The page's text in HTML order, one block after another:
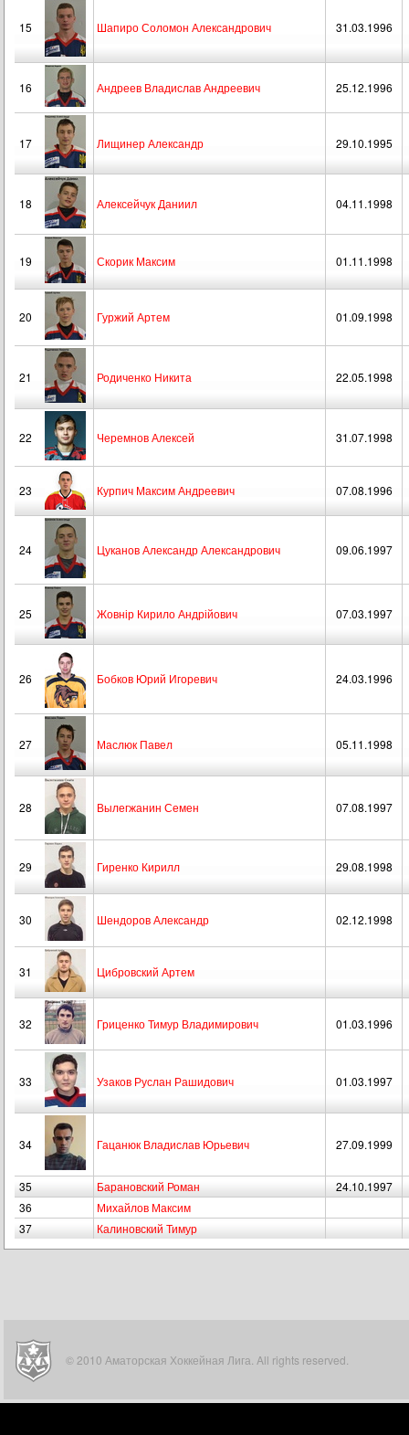
15 Шапиро Соломон Александрович 31.03.1996
16 Андреев Владислав Андреевич 25.12.1996
17 Лищинер Александр 29.10.1995
18 Алексейчук Даниил 04.11.1998
19 Скорик Максим 01.11.1998
20 Гуржий Артем 01.09.1998
21 Родиченко Никита 22.05.1998
22 Черемнов Алексей 31.07.1998
23 Курпич Максим Андреевич 07.08.1996
24 Цуканов Александр Александрович 09.06.1997
25 Жовнір Кирило Андрійович 07.03.1997
26 Бобков Юрий Игоревич 24.03.1996
27 Маслюк Павел 05.11.1998
28 Вылегжанин Семен 07.08.1997
29 Гиренко Кирилл 29.08.1998
30 Шендоров Александр 02.12.1998
31 Цибровский Артем
32 Гриценко Тимур Владимирович 01.03.1996
33 Узаков Руслан Рашидович 01.03.1997
34 Гацанюк Владислав Юрьевич 27.09.1999
35 Барановский Роман
24.10.1997
36
Михайлов Максим
37
Калиновский Тимур
© 2010 Аматорская Хоккейная Лига. All rights reserved.